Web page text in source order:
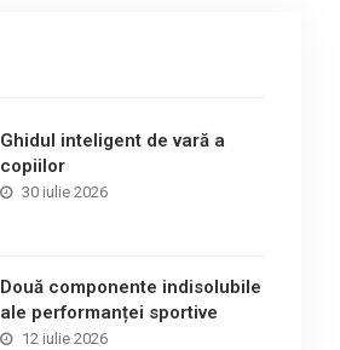
Ghidul inteligent de vară a
copiilor
30 iulie 2026
Două componente indisolubile
ale performanței sportive
12 iulie 2026